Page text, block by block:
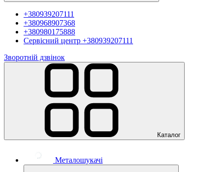
+380939207111
+380968907368
+380980175888
Сервісний центр +380939207111
Зворотній дзвінок
Каталог
Металошукачі